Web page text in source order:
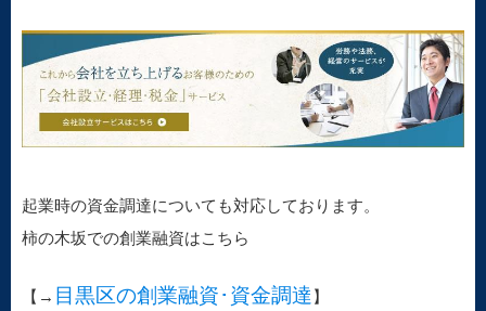
起業時の資金調達についても対応しております。
柿の木坂での創業融資はこちら
【→ 目黒区の創業融資･資金調達 】